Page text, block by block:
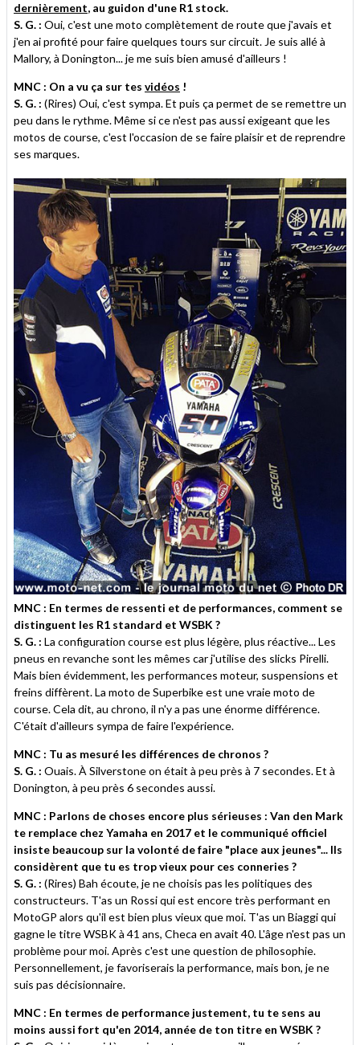
dernièrement, au guidon d'une R1 stock.
S. G. : Oui, c'est une moto complètement de route que j'avais et
j'en ai profité pour faire quelques tours sur circuit. Je suis allé à
Mallory, à Donington... je me suis bien amusé d'ailleurs !
MNC : On a vu ça sur tes vidéos !
S. G. : (Rires) Oui, c'est sympa. Et puis ça permet de se remettre un
peu dans le rythme. Même si ce n'est pas aussi exigeant que les
motos de course, c'est l'occasion de se faire plaisir et de reprendre
ses marques.
MNC : En termes de ressenti et de performances, comment se
distinguent les R1 standard et WSBK ?
S. G. : La configuration course est plus légère, plus réactive... Les
pneus en revanche sont les mêmes car j'utilise des slicks Pirelli.
Mais bien évidemment, les performances moteur, suspensions et
freins diffèrent. La moto de Superbike est une vraie moto de
course. Cela dit, au chrono, il n'y a pas une énorme différence.
C'était d'ailleurs sympa de faire l'expérience.
MNC : Tu as mesuré les différences de chronos ?
S. G. : Ouais. À Silverstone on était à peu près à 7 secondes. Et à
Donington, à peu près 6 secondes aussi.
MNC : Parlons de choses encore plus sérieuses : Van den Mark
te remplace chez Yamaha en 2017 et le communiqué officiel
insiste beaucoup sur la volonté de faire "place aux jeunes"... Ils
considèrent que tu es trop vieux pour ces conneries ?
S. G. : (Rires) Bah écoute, je ne choisis pas les politiques des
constructeurs. T'as un Rossi qui est encore très performant en
MotoGP alors qu'il est bien plus vieux que moi. T'as un Biaggi qui
gagne le titre WSBK à 41 ans, Checa en avait 40. L'âge n'est pas un
problème pour moi. Après c'est une question de philosophie.
Personnellement, je favoriserais la performance, mais bon, je ne
suis pas décisionnaire.
MNC : En termes de performance justement, tu te sens au
moins aussi fort qu'en 2014, année de ton titre en WSBK ?